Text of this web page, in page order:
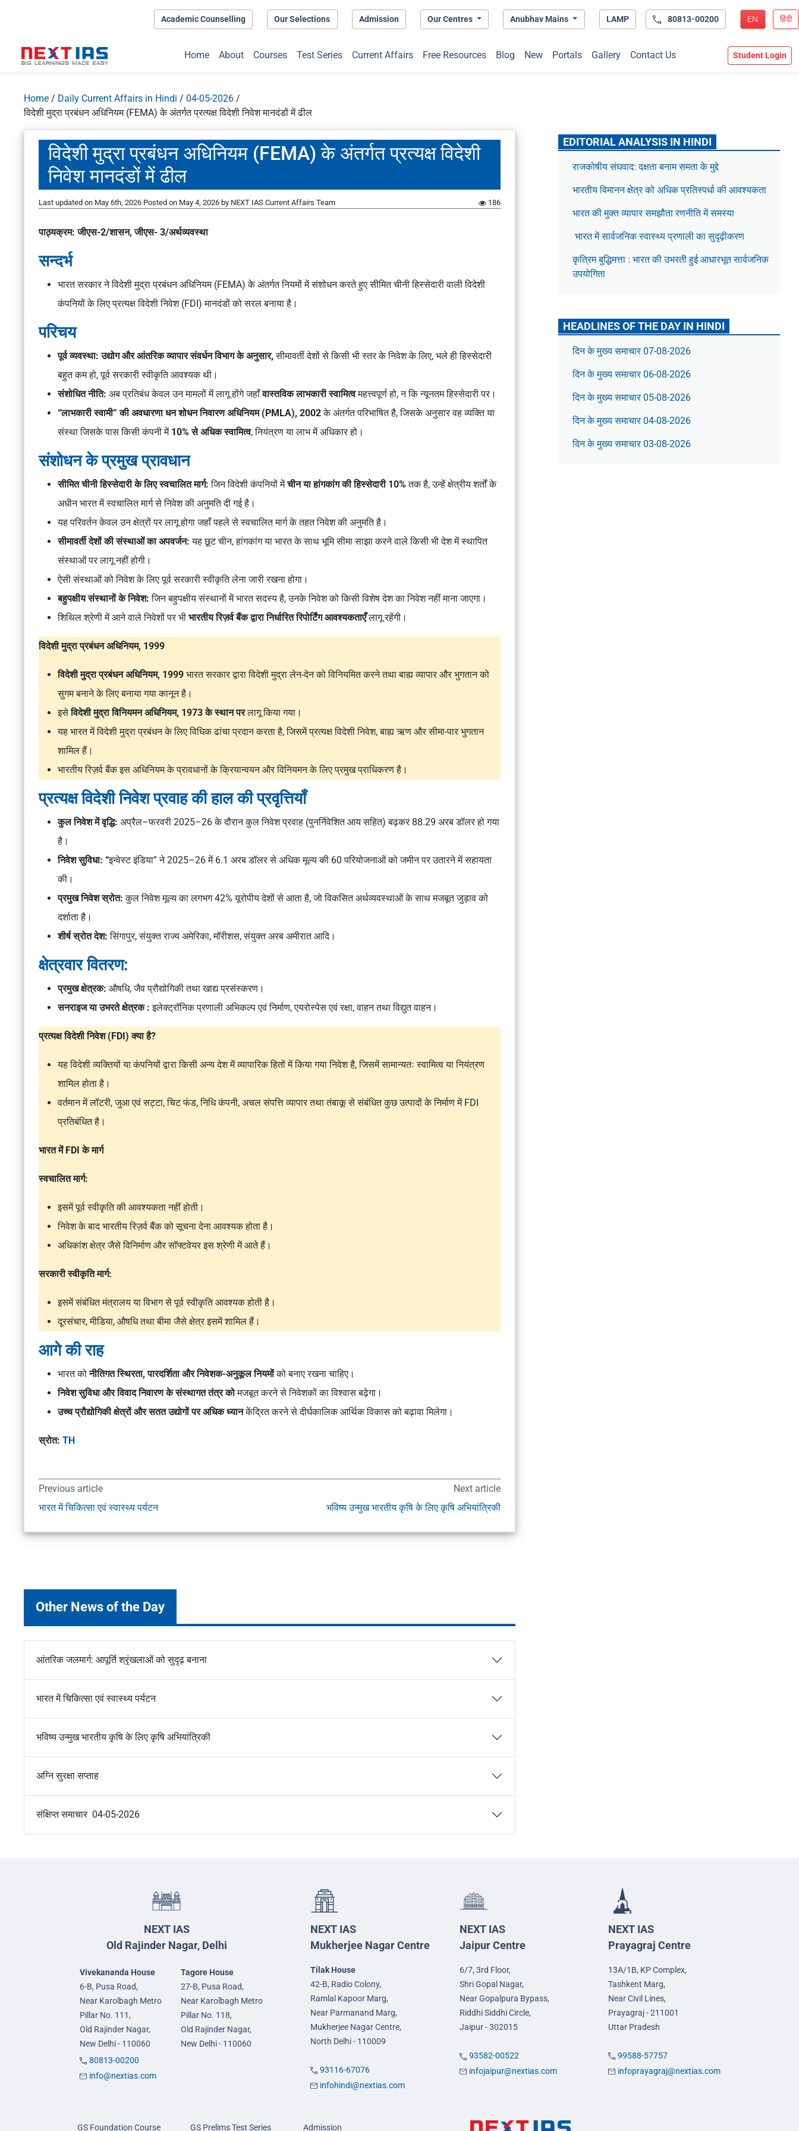
Academic Counselling Our Selections Admission Our Centres Anubhav Mains LAMP 80813-00200 EN हिंदी
Home About Courses Test Series Current Affairs Free Resources Blog New Portals Gallery Contact Us Student Login
Home / Daily Current Affairs in Hindi / 04-05-2026 /
विदेशी मुद्रा प्रबंधन अधिनियम (FEMA) के अंतर्गत प्रत्यक्ष विदेशी निवेश मानदंडों में ढील
विदेशी मुद्रा प्रबंधन अधिनियम (FEMA) के अंतर्गत प्रत्यक्ष विदेशी
निवेश मानदंडों में ढील
Last updated on May 6th, 2026 Posted on May 4, 2026 by NEXT IAS Current Affairs Team 186
पाठ्यक्रम: जीएस-2/शासन, जीएस- 3/अर्थव्यवस्था
सन्दर्भ
भारत सरकार ने विदेशी मुद्रा प्रबंधन अधिनियम (FEMA) के अंतर्गत नियमों में संशोधन करते हुए सीमित चीनी हिस्सेदारी वाली विदेशी
कंपनियों के लिए प्रत्यक्ष विदेशी निवेश (FDI) मानदंडों को सरल बनाया है।
परिचय
पूर्व व्यवस्था: उद्योग और आंतरिक व्यापार संवर्धन विभाग के अनुसार,सीमावर्ती देशों से किसी भी स्तर के निवेश के लिए, भले ही हिस्सेदारी
बहुत कम हो, पूर्व सरकारी स्वीकृति आवश्यक थी।
संशोधित नीति: अब प्रतिबंध केवल उन मामलों में लागू होंगे जहाँवास्तविक लाभकारी स्वामित्वमहत्त्वपूर्ण हो, न कि न्यूनतम हिस्सेदारी पर।
“लाभकारी स्वामी” की अवधारणा धन शोधन निवारण अधिनियम (PMLA), 2002के अंतर्गत परिभाषित है, जिसके अनुसार वह व्यक्ति या
संस्था जिसके पास किसी कंपनी में 10% से अधिक स्वामित्व, नियंत्रण या लाभ में अधिकार हो।
संशोधन के प्रमुख प्रावधान
सीमित चीनी हिस्सेदारी के लिए स्वचालित मार्ग:जिन विदेशी कंपनियों मेंचीन या हांगकांग की हिस्सेदारी 10%तक है, उन्हें क्षेत्रीय शर्तों के
अधीन भारत में स्वचालित मार्ग से निवेश की अनुमति दी गई है।
यह परिवर्तन केवल उन क्षेत्रों पर लागू होगा जहाँ पहले से स्वचालित मार्ग के तहत निवेश की अनुमति है।
सीमावर्ती देशों की संस्थाओं का अपवर्जन:यह छूट चीन, हांगकांग या भारत के साथ भूमि सीमा साझा करने वाले किसी भी देश में स्थापित
संस्थाओं पर लागू नहीं होगी।
ऐसी संस्थाओं को निवेश के लिए पूर्व सरकारी स्वीकृति लेना जारी रखना होगा।
बहुपक्षीय संस्थानों के निवेश:जिन बहुपक्षीय संस्थानों में भारत सदस्य है, उनके निवेश को किसी विशेष देश का निवेश नहीं माना जाएगा।
शिथिल श्रेणी में आने वाले निवेशों पर भी भारतीय रिज़र्व बैंक द्वारा निर्धारित रिपोर्टिंग आवश्यकताएँलागू रहेंगी।
विदेशी मुद्रा प्रबंधन अधिनियम, 1999
विदेशी मुद्रा प्रबंधन अधिनियम, 1999 भारत सरकार द्वारा विदेशी मुद्रा लेन-देन को विनियमित करने तथा बाह्य व्यापार और भुगतान को
सुगम बनाने के लिए बनाया गया कानून है।
इसेविदेशी मुद्रा विनियमन अधिनियम, 1973 के स्थान परलागू किया गया।
यह भारत में विदेशी मुद्रा प्रबंधन के लिए विधिक ढांचा प्रदान करता है, जिसमें प्रत्यक्ष विदेशी निवेश, बाह्य ऋण और सीमा-पार भुगतान
शामिल हैं।
भारतीय रिज़र्व बैंक इस अधिनियम के प्रावधानों के क्रियान्वयन और विनियमन के लिए प्रमुख प्राधिकरण है।
प्रत्यक्ष विदेशी निवेश प्रवाह की हाल की प्रवृत्तियाँ
कुल निवेश में वृद्धि: अप्रैल–फरवरी 2025–26 के दौरान कुल निवेश प्रवाह (पुनर्निवेशित आय सहित) बढ़कर 88.29 अरब डॉलर हो गया
है।
निवेश सुविधा: “इन्वेस्ट इंडिया” ने 2025–26 में 6.1 अरब डॉलर से अधिक मूल्य की 60 परियोजनाओं को जमीन पर उतारने में सहायता
की।
प्रमुख निवेश स्रोत:कुल निवेश मूल्य का लगभग 42% यूरोपीय देशों से आता है, जो विकसित अर्थव्यवस्थाओं के साथ मजबूत जुड़ाव को
दर्शाता है।
शीर्ष स्रोत देश:सिंगापुर, संयुक्त राज्य अमेरिका, मॉरीशस, संयुक्त अरब अमीरात आदि।
क्षेत्रवार वितरण:
प्रमुख क्षेत्रक: औषधि, जैव प्रौद्योगिकी तथा खाद्य प्रसंस्करण।
सनराइज या उभरते क्षेत्रक :इलेक्ट्रॉनिक प्रणाली अभिकल्प एवं निर्माण, एयरोस्पेस एवं रक्षा, वाहन तथा विद्युत वाहन।
प्रत्यक्ष विदेशी निवेश (FDI) क्या है?
यह विदेशी व्यक्तियों या कंपनियों द्वारा किसी अन्य देश में व्यापारिक हितों में किया गया निवेश है, जिसमें सामान्यतः स्वामित्व या नियंत्रण
शामिल होता है।
वर्तमान में लॉटरी, जुआ एवं सट्टा, चिट फंड, निधि कंपनी, अचल संपत्ति व्यापार तथा तंबाकू से संबंधित कुछ उत्पादों के निर्माण में FDI
प्रतिबंधित है।
भारत में FDI के मार्ग
स्वचालित मार्ग:
इसमें पूर्व स्वीकृति की आवश्यकता नहीं होती।
निवेश के बाद भारतीय रिज़र्व बैंक को सूचना देना आवश्यक होता है।
अधिकांश क्षेत्र जैसे विनिर्माण और सॉफ्टवेयर इस श्रेणी में आते हैं।
सरकारी स्वीकृति मार्ग:
इसमें संबंधित मंत्रालय या विभाग से पूर्व स्वीकृति आवश्यक होती है।
दूरसंचार, मीडिया, औषधि तथा बीमा जैसे क्षेत्र इसमें शामिल हैं।
आगे की राह
भारत कोनीतिगत स्थिरता, पारदर्शिता और निवेशक-अनुकूल नियमोंको बनाए रखना चाहिए।
निवेश सुविधा और विवाद निवारण के संस्थागत तंत्र कोमजबूत करने से निवेशकों का विश्वास बढ़ेगा।
उच्च प्रौद्योगिकी क्षेत्रों और सतत उद्योगों पर अधिक ध्यानकेंद्रित करने से दीर्घकालिक आर्थिक विकास को बढ़ावा मिलेगा।
स्रोत: TH
Previous article
भारत में चिकित्सा एवं स्वास्थ्य पर्यटन
Next article
भविष्य उन्मुख भारतीय कृषि के लिए कृषि अभियांत्रिकी
Other News of the Day
आंतरिक जलमार्ग: आपूर्ति श्रृंखलाओं को सुदृढ़ बनाना
भारत में चिकित्सा एवं स्वास्थ्य पर्यटन
भविष्य उन्मुख भारतीय कृषि के लिए कृषि अभियांत्रिकी
अग्नि सुरक्षा सप्ताह
संक्षिप्त समाचार 04-05-2026
EDITORIAL ANALYSIS IN HINDI
राजकोषीय संघवाद: दक्षता बनाम समता के मुद्दे
भारतीय विमानन क्षेत्र को अधिक प्रतिस्पर्धा की आवश्यकता
भारत की मुक्त व्यापार समझौता रणनीति में समस्या
भारत में सार्वजनिक स्वास्थ्य प्रणाली का सुदृढ़ीकरण
कृत्रिम बुद्धिमत्ता : भारत की उभरती हुई आधारभूत सार्वजनिक
उपयोगिता
HEADLINES OF THE DAY IN HINDI
दिन के मुख्य समाचार 07-08-2026
दिन के मुख्य समाचार 06-08-2026
दिन के मुख्य समाचार 05-08-2026
दिन के मुख्य समाचार 04-08-2026
दिन के मुख्य समाचार 03-08-2026
NEXT IAS
Old Rajinder Nagar, Delhi
Vivekananda House
6-B, Pusa Road,
Near Karolbagh Metro
Pillar No. 111,
Old Rajinder Nagar,
New Delhi - 110060
Tagore House
27-B, Pusa Road,
Near Karolbagh Metro
Pillar No. 118,
Old Rajinder Nagar,
New Delhi - 110060
80813-00200
info@nextias.com
NEXT IAS
Mukherjee Nagar Centre
Tilak House
42-B, Radio Colony,
Ramlal Kapoor Marg,
Near Parmanand Marg,
Mukherjee Nagar Centre,
North Delhi - 110009
93116-67076
infohindi@nextias.com
NEXT IAS
Jaipur Centre
6/7, 3rd Floor,
Shri Gopal Nagar,
Near Gopalpura Bypass,
Riddhi Siddhi Circle,
Jaipur - 302015
93582-00522
infojaipur@nextias.com
NEXT IAS
Prayagraj Centre
13A/1B, KP Complex,
Tashkent Marg,
Near Civil Lines,
Prayagraj - 211001
Uttar Pradesh
99588-57757
infoprayagraj@nextias.com
GS Foundation Course GS Prelims Test Series Admission